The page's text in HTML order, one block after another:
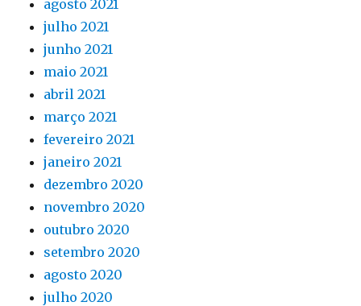
agosto 2021
julho 2021
junho 2021
maio 2021
abril 2021
março 2021
fevereiro 2021
janeiro 2021
dezembro 2020
novembro 2020
outubro 2020
setembro 2020
agosto 2020
julho 2020